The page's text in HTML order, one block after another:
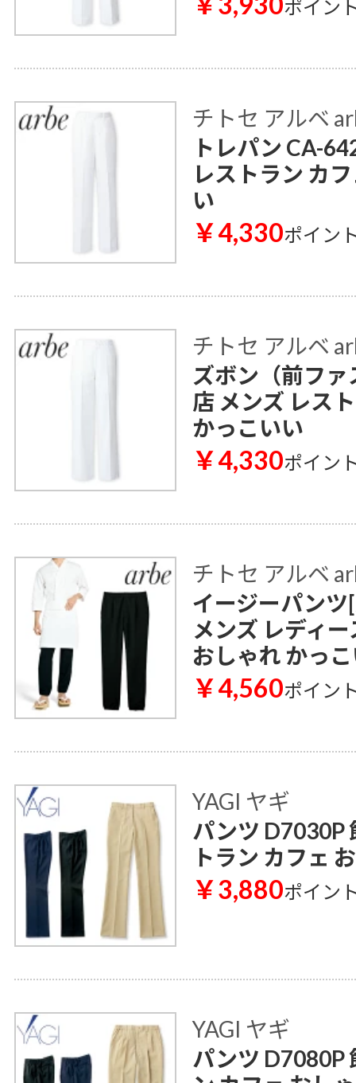
ポイン
チトセ アルベ
トレパン CA-
レストラン カ
い
￥4,330ポイン
チトセ アルベ
ズボン（前ファ
店 メンズ レス
かっこいい
￥4,330ポイン
チトセ アルベ
イージーパン
メンズ レディ
おしゃれ かっ
￥4,560ポイン
YAGI ヤギ
パンツ D7030P
トラン カフェ
￥3,880ポイン
YAGI ヤギ
パンツ D7080P